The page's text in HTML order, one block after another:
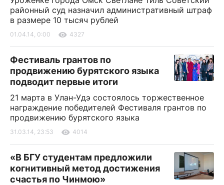
районный суд назначил административный штраф
в размере 10 тысяч рублей
01.04.14, 0:00 4327
Фестиваль грантов по
продвижению бурятского языка
подводит первые итоги
21 марта в Улан-Удэ состоялось торжественное
награждение победителей Фестиваля грантов по
продвижению бурятского языка
31.03.14, 23:53 4014
«В БГУ студентам предложили
когнитивный метод достижения
счастья по Чинмою»